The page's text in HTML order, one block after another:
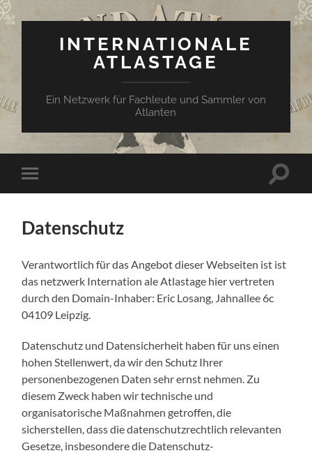
INTERNATIONALE
ATLASTAGE
Ein Netzwerk für Fachleute und Sammler von
Atlanten
Mobile-
Menü
Datenschutz
Verantwortlich für das Angebot dieser Webseiten ist ist
das netzwerk Internation ale Atlastage hier vertreten
durch den Domain-Inhaber: Eric Losang, Jahnallee 6c
04109 Leipzig.
Datenschutz und Datensicherheit haben für uns einen
hohen Stellenwert, da wir den Schutz Ihrer
personenbezogenen Daten sehr ernst nehmen. Zu
diesem Zweck haben wir technische und
organisatorische Maßnahmen getroffen, die
sicherstellen, dass die datenschutzrechtlich relevanten
Gesetze, insbesondere die Datenschutz-